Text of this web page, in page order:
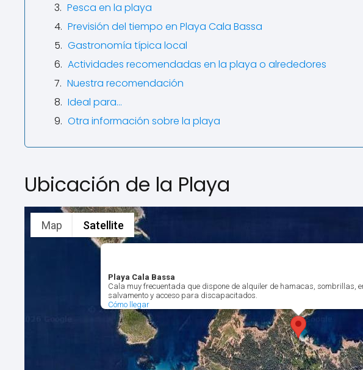
Pesca en la playa
Previsión del tiempo en Playa Cala Bassa
Gastronomía típica local
Actividades recomendadas en la playa o alrededores
Nuestra recomendación
Ideal para…
Otra información sobre la playa
Ubicación de la Playa
Playa Cala Bassa
Cala muy frecuentada que dispone de alquiler de hamacas, sombrillas,
salvamento y acceso para discapacitados.
Cómo llegar
Map Satellite